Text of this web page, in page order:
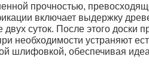
прочностью,
включает выдержку
суток. После этого доски
необходимости устраняют
шлифовкой, обеспечивая